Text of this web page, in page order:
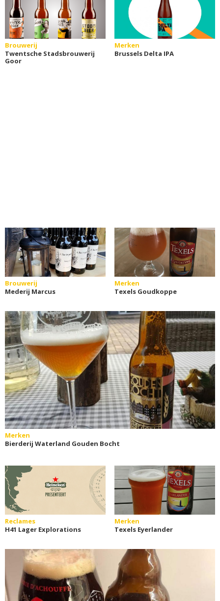
Brouwerij
Twentsche Stadsbrouwerij
Goor
Merken
Brussels Delta IPA
Brouwerij
Mederij Marcus
Merken
Texels Goudkoppe
Merken
Bierderij Waterland Gouden Bocht
Reclames
H41 Lager Explorations
Merken
Texels Eyerlander